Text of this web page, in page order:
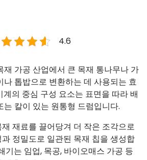
4.6
재 가공 산업에서 큰 목재 통나무나 가
나 톱밥으로 변환하는 데 사용되는 효
의 중심 구성 요소는 표면을 따라 배
는 칼이 있는 원통형 드럼입니다.
재료를 끌어당겨 더 작은 조각으로
정밀도로 일관된 목재 ​​칩을 생성합
기는 임업, 목공, 바이오매스 가공 등